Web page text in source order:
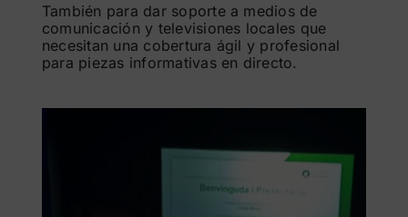
También para dar soporte a medios de
comunicación y televisiones locales que
necesitan una cobertura ágil y profesional
para piezas informativas en directo.